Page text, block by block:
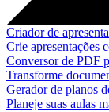
Criador de
Crie apresentações
Conversor de PDF
Transforme
Gerador de planos
Planeje suas aulas